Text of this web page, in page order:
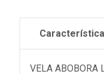
VELA ABOBORA